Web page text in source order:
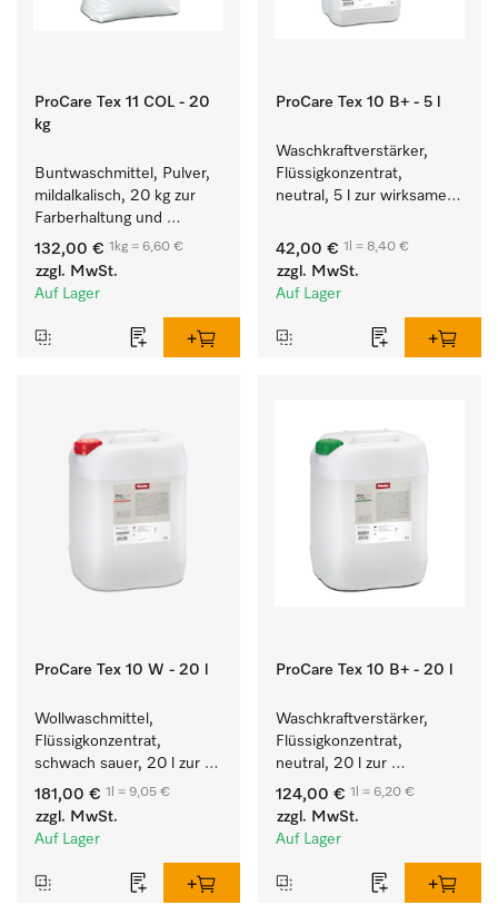
ProCare Tex 11 COL - 20
kg
Buntwaschmittel, Pulver,
mildalkalisch, 20 kg zur
Farberhaltung und
Reinigung von
Buntwäsche.
132,00 € 1kg = 6,60 €
zzgl. MwSt.
Auf Lager
ProCare Tex 10 B+ - 5 l
Waschkraftverstärker,
Flüssigkonzentrat,
neutral, 5 l zur wirksamen
Fettverschmutzungen.
42,00 € 1l = 8,40 €
zzgl. MwSt.
Auf Lager
ProCare Tex 10 W - 20 l
Wollwaschmittel,
Flüssigkonzentrat,
schwach sauer, 20 l zur
maschinellen Reinigung
von Wolle.
181,00 € 1l = 9,05 €
zzgl. MwSt.
Auf Lager
ProCare Tex 10 B+ - 20 l
Waschkraftverstärker,
Flüssigkonzentrat,
neutral, 20 l zur
wirksamen Entfernung
von Fettverschmutzungen.
124,00 € 1l = 6,20 €
zzgl. MwSt.
Auf Lager